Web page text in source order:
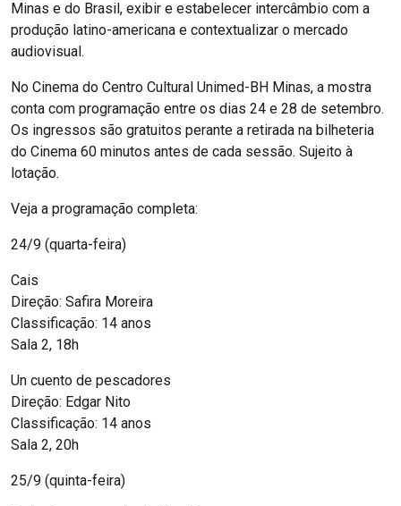
Minas e do Brasil, exibir e estabelecer intercâmbio com a
produção latino-americana e contextualizar o mercado
audiovisual.
No Cinema do Centro Cultural Unimed-BH Minas, a mostra
conta com programação entre os dias 24 e 28 de setembro.
Os ingressos são gratuitos perante a retirada na bilheteria
do Cinema 60 minutos antes de cada sessão. Sujeito à
lotação.
Veja a programação completa:
24/9 (quarta-feira)
Cais
Direção: Safira Moreira
Classificação: 14 anos
Sala 2, 18h
Un cuento de pescadores
Direção: Edgar Nito
Classificação: 14 anos
Sala 2, 20h
25/9 (quinta-feira)